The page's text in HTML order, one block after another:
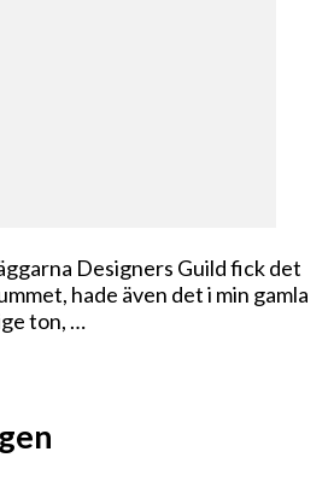
Designers Guild fick det
hade även det i min gamla
ton, …